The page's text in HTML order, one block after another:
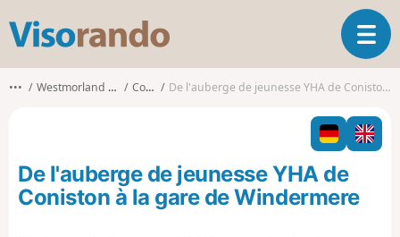
s
o
o
O
u
v
i
r
l
••• Westmorland and Furness Coniston De l'auberge de jeunesse YHA de Coniston à la gare de Windermere
De l'auberge de jeunesse YHA de
Coniston à la gare de Windermere